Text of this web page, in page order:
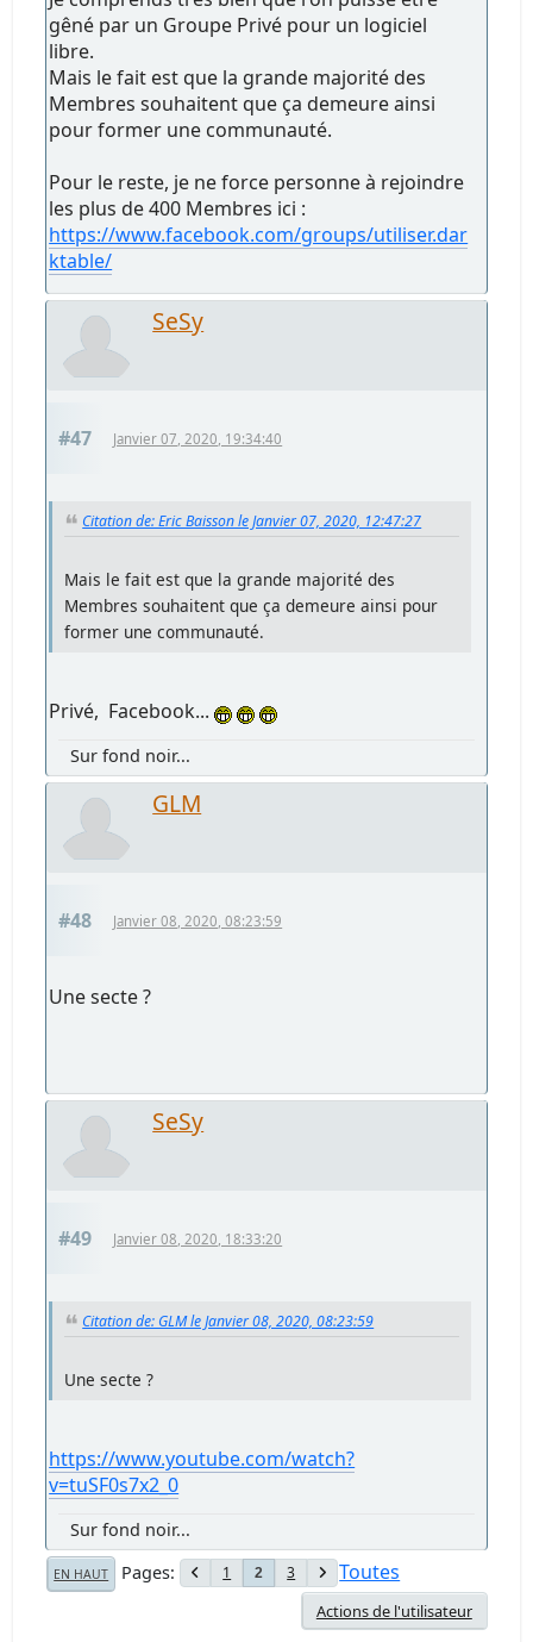
gêné par un Groupe Privé pour un logiciel
libre.
Mais le fait est que la grande majorité des
Membres souhaitent que ça demeure ainsi
pour former une communauté.
Pour le reste, je ne force personne à rejoindre
les plus de 400 Membres ici :
https://www.facebook.com/groups/utiliser.dar
ktable/
SeSy
#47 Janvier 07, 2020, 19:34:40
Citation de: Eric Baisson le Janvier 07, 2020, 12:47:27
Mais le fait est que la grande majorité des
Membres souhaitent que ça demeure ainsi pour
former une communauté.
Privé, Facebook...
Sur fond noir...
GLM
#48 Janvier 08, 2020, 08:23:59
Une secte ?
SeSy
#49 Janvier 08, 2020, 18:33:20
Citation de: GLM le Janvier 08, 2020, 08:23:59
Une secte ?
https://www.youtube.com/watch?
v=tuSF0s7x2_0
Sur fond noir...
EN HAUT Pages 1 2 3 Toutes
Actions de l'utilisateur